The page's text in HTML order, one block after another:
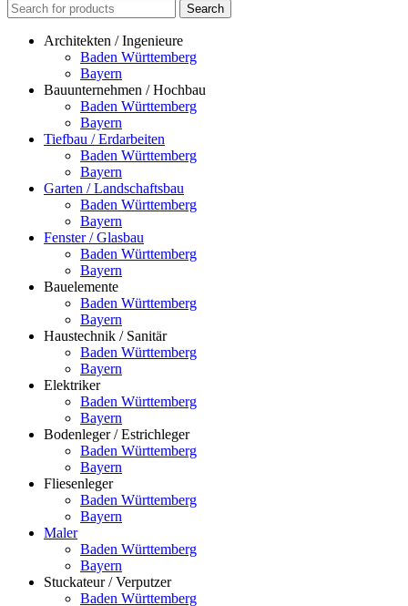
Search
Architekten / Ingenieure
Baden Württemberg
Bayern
Bauunternehmen / Hochbau
Baden Württemberg
Bayern
Tiefbau / Erdarbeiten
Baden Württemberg
Bayern
Garten / Landschaftsbau
Baden Württemberg
Bayern
Fenster / Glasbau
Baden Württemberg
Bayern
Bauelemente
Baden Württemberg
Bayern
Haustechnik / Sanitär
Baden Württemberg
Bayern
Elektriker
Baden Württemberg
Bayern
Bodenleger / Estrichleger
Baden Württemberg
Bayern
Fliesenleger
Baden Württemberg
Bayern
Maler
Baden Württemberg
Bayern
Stuckateur / Verputzer
Baden Württemberg